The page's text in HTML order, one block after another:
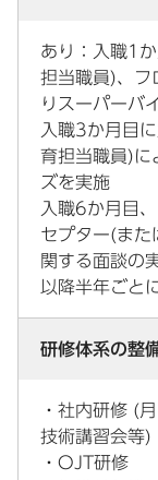
あり：入職1
担当職員)、フ
りスーパーバ
入職3か月目
育担当職員)に
ズを実施
入職6か月目
セプター(また
関する面談の
以降半年ごと
研修体系の整
・社内研修 (
技術講習会等)
・OJT研修